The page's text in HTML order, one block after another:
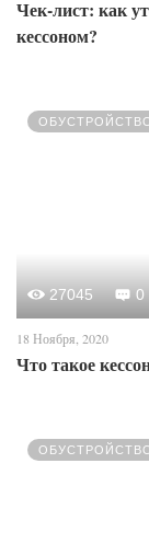
Чек-лист: как
кессоном?
27045 0
18 Ноября, 2020
Что такое